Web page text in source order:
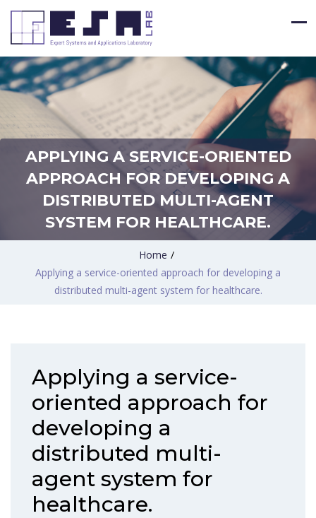
APPLYING A SERVICE-ORIENTED
APPROACH FOR DEVELOPING A
DISTRIBUTED MULTI-AGENT
SYSTEM FOR HEALTHCARE.
Home /
Applying a service-oriented approach for developing a
distributed multi-agent system for healthcare.
Applying a service-
oriented approach for
developing a
distributed multi-
agent system for
healthcare.